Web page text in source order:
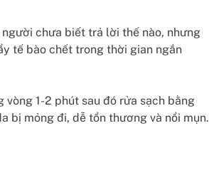
chưa biết trả lời thế nào, nhưng
tế bào chết trong thời gian ngắn
1-2 phút sau đó rửa sạch bằng
bị mỏng đi, dễ tổn thương và nổi mụn.